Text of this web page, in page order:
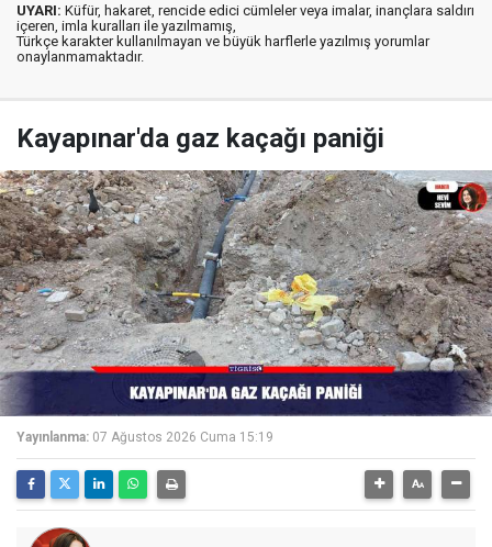
UYARI: Küfür, hakaret, rencide edici cümleler veya imalar, inançlara saldırı
içeren, imla kuralları ile yazılmamış,
Türkçe karakter kullanılmayan ve büyük harflerle yazılmış yorumlar
onaylanmamaktadır.
Kayapınar'da gaz kaçağı paniği
Yayınlanma: 07 Ağustos 2026 Cuma 15:19